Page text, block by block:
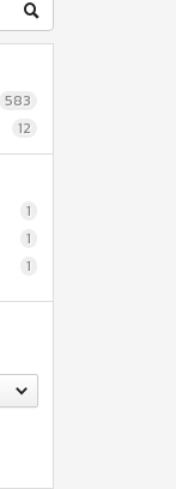
583
12
1
1
1